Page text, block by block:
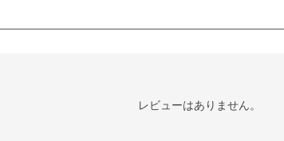
レビューはありません。